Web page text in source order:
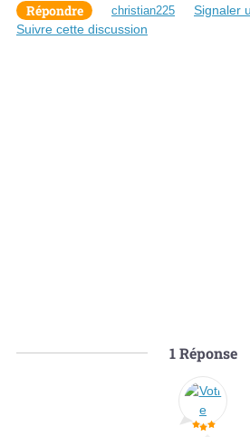
Répondre christian225
Signaler
Suivre cette discussion
1Réponse